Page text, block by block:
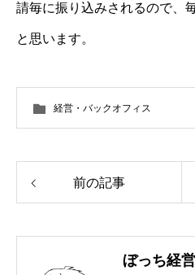
請毎に振り込みされるので、
と思います。
経営・バックオフィス
前の記事
ぼっち経